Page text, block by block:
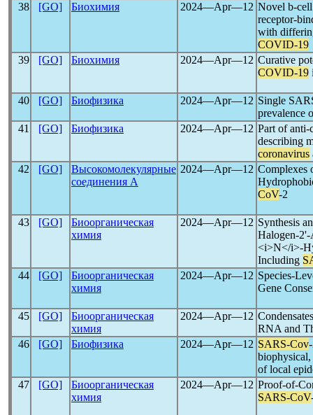
38
[GO] Биохимия 2024―Apr―12 Novel b-
receptor-
with
COVID-19
39
[GO] Биохимия 2024―Apr―12 Curative
COVID-19
40 [GO] Биофизика 2024―Apr―12 Single
prevalence
41
[GO] Биофизика 2024―Apr―12 Part of anti-
describing
coronavirus
42
[GO]
Высокомолекулярные
соединения А
2024―Apr―12 Complexes
CoV-2
43 [GO]
Биоорганическая
химия
2024―Apr―12 Synthesis
Halogen-
<i>N</i>-
Including
44
[GO]
Биоорганическая
химия
2024―Apr―12 Species-
Gene
45 [GO]
Биоорганическая
химия
2024―Apr―12
RNA and
46
[GO] Биофизика 2024―Apr―12 SARS-Cov
biophysical,
of local
47
[GO]
Биоорганическая
химия
2024―Apr―12 Proof-of-
SARS-CoV